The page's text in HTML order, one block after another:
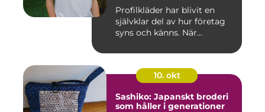
Profilkläder har blivit en
självklar del av hur företag
syns och känns. När...
10. okt
Sashiko: Japanskt broderi
som håller i generationer